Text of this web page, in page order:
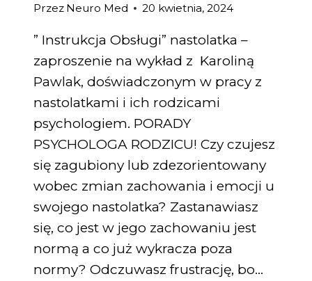
Przez Neuro Med 20 kwietnia, 2024
” Instrukcja Obsługi” nastolatka –
zaproszenie na wykład z Karoliną
Pawlak, doświadczonym w pracy z
nastolatkami i ich rodzicami
psychologiem. PORADY
PSYCHOLOGA RODZICU! Czy czujesz
się zagubiony lub zdezorientowany
wobec zmian zachowania i emocji u
swojego nastolatka? Zastanawiasz
się, co jest w jego zachowaniu jest
normą a co już wykracza poza
normy? Odczuwasz frustrację, bo…